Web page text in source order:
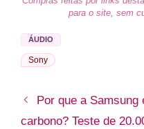
para o site, sem
ÁUDIO
Sony
Por que a
carbono? Teste de